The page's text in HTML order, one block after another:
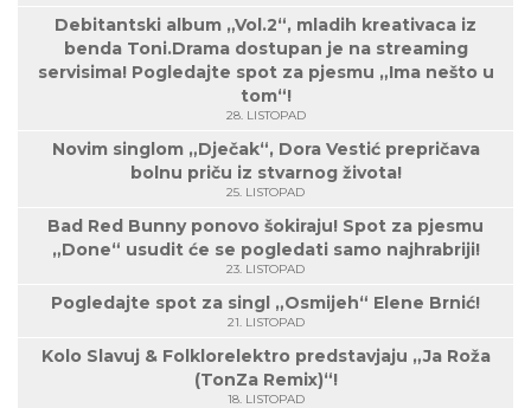
Debitantski album „Vol.2“, mladih kreativaca iz
benda Toni.Drama dostupan je na streaming
servisima! Pogledajte spot za pjesmu „Ima nešto u
tom“!
28. LISTOPAD
Novim singlom „Dječak“, Dora Vestić prepričava
bolnu priču iz stvarnog života!
25. LISTOPAD
Bad Red Bunny ponovo šokiraju! Spot za pjesmu
„Done“ usudit će se pogledati samo najhrabriji!
23. LISTOPAD
Pogledajte spot za singl „Osmijeh“ Elene Brnić!
21. LISTOPAD
Kolo Slavuj & Folklorelektro predstavjaju „Ja Roža
(TonZa Remix)“!
18. LISTOPAD